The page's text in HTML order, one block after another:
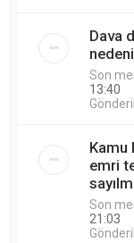
Dava
Son
13:40
Kamu
emri
Son
21:03